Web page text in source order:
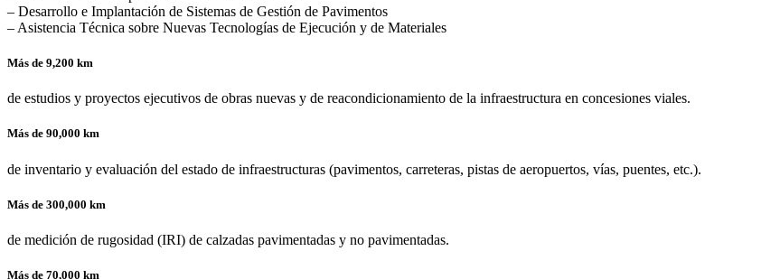
– Desarrollo e Implantación de Sistemas de Gestión de Pavimentos
– Asistencia Técnica sobre Nuevas Tecnologías de Ejecución y de Materiales
Más de 9,200 km
de estudios y proyectos ejecutivos de obras nuevas y de reacondicionamiento de la infraestructura en concesiones viales.
Más de 90,000 km
de inventario y evaluación del estado de infraestructuras (pavimentos, carreteras, pistas de aeropuertos, vías, puentes, etc.).
Más de 300,000 km
de medición de rugosidad (IRI) de calzadas pavimentadas y no pavimentadas.
Más de 70,000 km